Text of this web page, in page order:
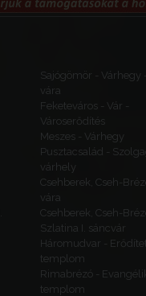
Sajógömör - Várhegy
vára
Feketeváros - Vár -
Városerődítés
Meszes - Várhegy
Pusztacsalád -
várhely
Csehberek, Cseh-
vára
Csehberek, Cseh-
Szlatina I. sáncvár
Háromudvar -
templom
Rimabrézó -
templom